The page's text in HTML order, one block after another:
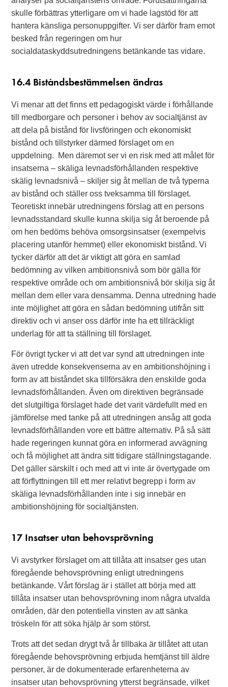
skulle förbättras ytterligare om vi hade lagstöd för att
hantera känsliga personuppgifter. Vi ser därför fram emot
besked från regeringen om hur
socialdataskyddsutredningens betänkande tas vidare.
16.4 Biståndsbestämmelsen ändras
Vi menar att det finns ett pedagogiskt värde i förhållande
till medborgare och personer i behov av socialtjänst av
att dela på bistånd för livsföringen och ekonomiskt
bistånd och tillstyrker därmed förslaget om en
uppdelning. Men däremot ser vi en risk med att målet för
insatserna – skäliga levnadsförhållanden respektive
skälig levnadsnivå – skiljer sig åt mellan de två typerna
av bistånd och ställer oss tveksamma till förslaget.
Teoretiskt innebär utredningens förslag att en persons
levnadsstandard skulle kunna skilja sig åt beroende på
om hen bedöms behöva omsorgsinsatser (exempelvis
placering utanför hemmet) eller ekonomiskt bistånd. Vi
tycker därför att det är viktigt att göra en samlad
bedömning av vilken ambitionsnivå som bör gälla för
respektive område och om ambitionsnivå bör skilja sig åt
mellan dem eller vara densamma. Denna utredning hade
inte möjlighet att göra en sådan bedömning utifrån sitt
direktiv och vi anser oss därför inte ha ett tillräckligt
underlag för att ta ställning till förslaget.
För övrigt tycker vi att det var synd att utredningen inte
även utredde konsekvenserna av en ambitionshöjning i
form av att biståndet ska tillförsäkra den enskilde goda
levnadsförhållanden. Även om direktiven begränsade
det slutgiltiga förslaget hade det varit värdefullt med en
jämförelse med tanke på att utredningen ansåg att goda
levnadsförhållanden vore ett bättre alternativ. På så sätt
hade regeringen kunnat göra en informerad avvägning
och få möjlighet att ändra sitt tidigare ställningstagande.
Det gäller särskilt i och med att vi inte är övertygade om
att förflyttningen till ett mer relativt begrepp i form av
skäliga levnadsförhållanden inte i sig innebär en
ambitionshöjning för socialtjänsten.
17 Insatser utan behovsprövning
Vi avstyrker förslaget om att tillåta att insatser ges utan
föregående behovsprövning enligt utredningens
betänkande. Vårt förslag är i stället att börja med att
tillåta insatser utan behovsprövning inom några utvalda
områden, där den potentiella vinsten av att sänka
tröskeln för att söka hjälp är som störst.
Trots att det sedan drygt två år tillbaka är tillåtet att utan
föregående behovsprövning erbjuda hemtjänst till äldre
personer, är de dokumenterade erfarenheterna av
insatser utan behovsprövning ytterst begränsade, vilket